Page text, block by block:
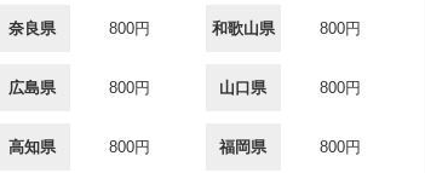
奈良県 800円 和歌山県 800円
広島県 800円 山口県 800円
高知県 800円 福岡県 800円